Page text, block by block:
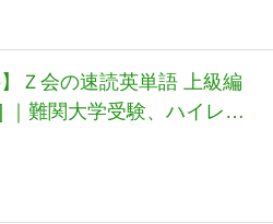
】Ｚ会の速読英単語 上級編
｜難関大学受験、ハイレベ
化に